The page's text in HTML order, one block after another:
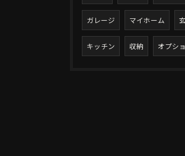
ガレージ マイホーム
キッチン 収納 オプシ